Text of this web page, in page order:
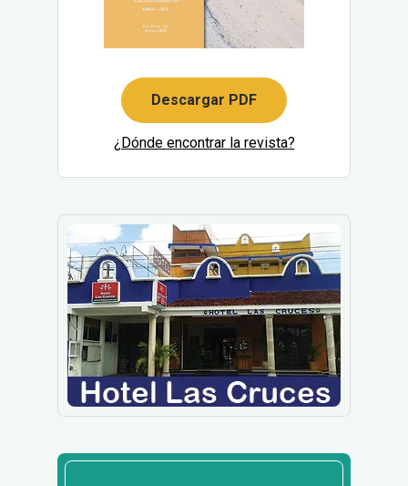
Descargar PDF
¿Dónde encontrar la revista?